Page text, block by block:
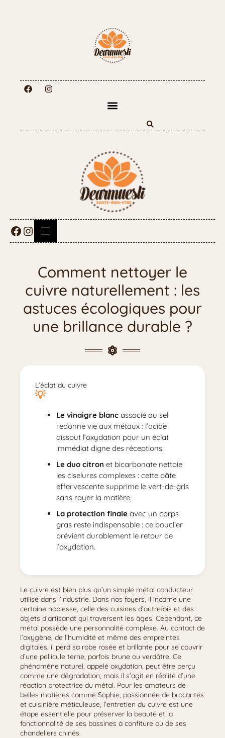
Comment nettoyer le
cuivre naturellement : les
astuces écologiques pour
une brillance durable ?
L’éclat du cuivre
Le vinaigre blanc associé au sel
redonne vie aux métaux : l’acide
dissout l’oxydation pour un éclat
immédiat digne des réceptions.
Le duo citron et bicarbonate nettoie
les ciselures complexes : cette pâte
effervescente supprime le vert-de-gris
sans rayer la matière.
La protection finale avec un corps
gras reste indispensable : ce bouclier
prévient durablement le retour de
l’oxydation.
Le cuivre est bien plus qu’un simple métal conducteur
utilisé dans l’industrie. Dans nos foyers, il incarne une
certaine noblesse, celle des cuisines d’autrefois et des
objets d’artisanat qui traversent les âges. Cependant, ce
métal possède une personnalité complexe. Au contact de
l’oxygène, de l’humidité et même des empreintes
digitales, il perd sa robe rosée et brillante pour se couvrir
d’une pellicule terne, parfois brune ou verdâtre. Ce
phénomène naturel, appelé oxydation, peut être perçu
comme une dégradation, mais il s’agit en réalité d’une
réaction protectrice du métal. Pour les amateurs de
belles matières comme Sophie, passionnée de brocantes
et cuisinière méticuleuse, l’entretien du cuivre est une
étape essentielle pour préserver la beauté et la
fonctionnalité de ses bassines à confiture ou de ses
chandeliers chinés.